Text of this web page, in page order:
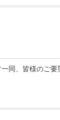
同、皆様のご要